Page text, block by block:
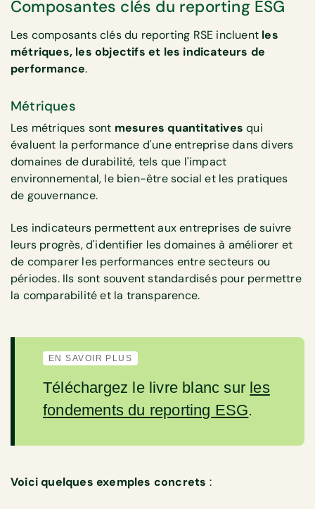
Composantes clés du reporting ESG
Les composants clés du reporting RSE incluent les
métriques, les objectifs et les indicateurs de
performance.
Métriques
Les métriques sont mesures quantitatives qui
évaluent la performance d'une entreprise dans divers
domaines de durabilité, tels que l'impact
environnemental, le bien-être social et les pratiques
de gouvernance.
Les indicateurs permettent aux entreprises de suivre
leurs progrès, d'identifier les domaines à améliorer et
de comparer les performances entre secteurs ou
périodes. Ils sont souvent standardisés pour permettre
la comparabilité et la transparence.
EN SAVOIR PLUS
Téléchargez le livre blanc sur les
fondements du reporting ESG.
Voici quelques exemples concrets :